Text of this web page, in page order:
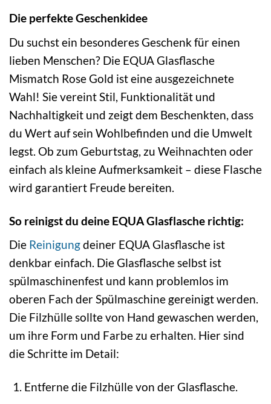
Die perfekte Geschenkidee
Du suchst ein besonderes Geschenk für einen
lieben Menschen? Die EQUA Glasflasche
Mismatch Rose Gold ist eine ausgezeichnete
Wahl! Sie vereint Stil, Funktionalität und
Nachhaltigkeit und zeigt dem Beschenkten, dass
du Wert auf sein Wohlbefinden und die Umwelt
legst. Ob zum Geburtstag, zu Weihnachten oder
einfach als kleine Aufmerksamkeit – diese Flasche
wird garantiert Freude bereiten.
So reinigst du deine EQUA Glasflasche richtig:
Die Reinigungdeiner EQUA Glasflasche ist
denkbar einfach. Die Glasflasche selbst ist
spülmaschinenfest und kann problemlos im
oberen Fach der Spülmaschine gereinigt werden.
Die Filzhülle sollte von Hand gewaschen werden,
um ihre Form und Farbe zu erhalten. Hier sind
die Schritte im Detail:
Entferne die Filzhülle von der Glasflasche.